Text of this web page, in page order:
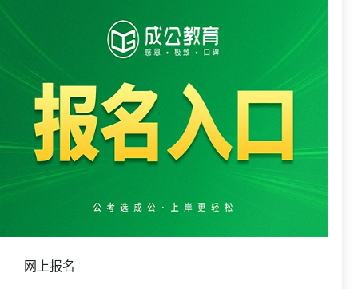
上报名